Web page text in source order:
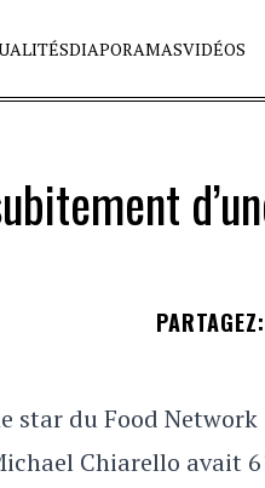
DIAPORAMASVIDÉOS
PARTAGEZ:
star du Food Network
Chiarello avait